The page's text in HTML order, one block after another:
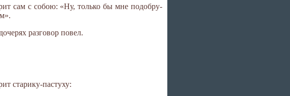
сам с собою: «Ну, только бы мне подобру-
разговор повел.
старику-пастуху: